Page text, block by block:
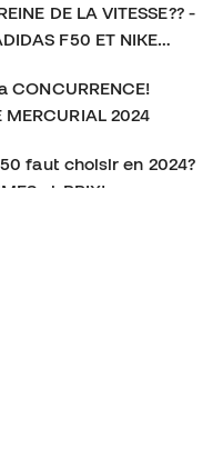
DE LA VITESSE?? -
F50 ET NIKE
CONCURRENCE!
MERCURIAL 2024
faut choisir en 2024?
et PRIX!